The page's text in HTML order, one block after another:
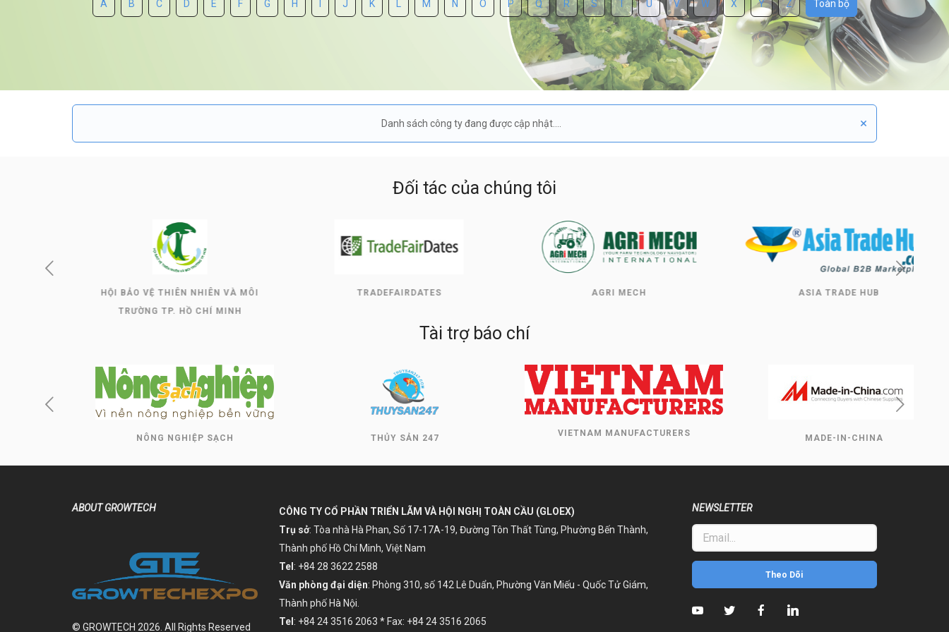
A B C D E F G H J K L M N O P Q R S T U V W X Y Z Toàn bộ
Danh sách công ty đang được cập nhật.... ×
Đối tác của chúng tôi
HỘI BẢO VỆ THIÊN NHIÊN VÀ MÔI
TRƯỜNG TP. HỒ CHÍ MINH
TRADEFAIRDATES AGRI MECH ASIA TRADE HUB
Tài trợ báo chí
MADE-IN-CHINA
NÔNG NGHIỆP SẠCH THỦY SẢN 247
VIETNAM MANUFACTURERS
ABOUT GROWTECH
© GROWTECH 2026. All Rights Reserved
CÔNG TY CỔ PHẦN TRIỂN LÃM VÀ HỘI NGHỊ TOÀN CẦU (GLOEX)
Trụ sở: Tòa nhà Hà Phan, Số 17-17A-19, Đường Tôn Thất Tùng, Phường Bến Thành,
Thành phố Hồ Chí Minh, Việt Nam
Tel : +84 28 3622 2588
Văn phòng đại diện: Phòng 310, số 142 Lê Duẩn, Phường Văn Miếu - Quốc Tử Giám,
Thành phố Hà Nội.
Tel : +84 24 3516 2063 * Fax: +84 24 3516 2065
NEWSLETTER
Theo Dõi